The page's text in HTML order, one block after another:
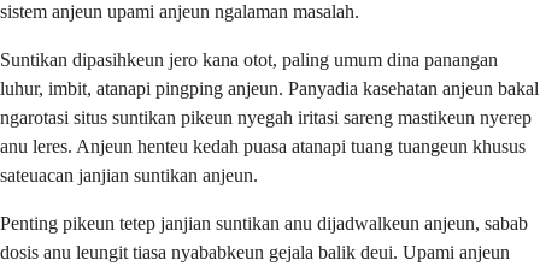
sistem anjeun upami anjeun ngalaman masalah.
Suntikan dipasihkeun jero kana otot, paling umum dina panangan
luhur, imbit, atanapi pingping anjeun. Panyadia kasehatan anjeun bakal
ngarotasi situs suntikan pikeun nyegah iritasi sareng mastikeun nyerep
anu leres. Anjeun henteu kedah puasa atanapi tuang tuangeun khusus
sateuacan janjian suntikan anjeun.
Penting pikeun tetep janjian suntikan anu dijadwalkeun anjeun, sabab
dosis anu leungit tiasa nyababkeun gejala balik deui. Upami anjeun